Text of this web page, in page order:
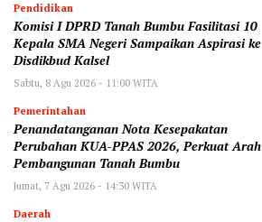
Pendidikan
Komisi I DPRD Tanah Bumbu Fasilitasi 10
Kepala SMA Negeri Sampaikan Aspirasi ke
Disdikbud Kalsel
Sabtu, 8 Agu 2026 - 11:00 WITA
Pemerintahan
Penandatanganan Nota Kesepakatan
Perubahan KUA-PPAS 2026, Perkuat Arah
Pembangunan Tanah Bumbu
Jumat, 7 Agu 2026 - 14:30 WITA
Daerah